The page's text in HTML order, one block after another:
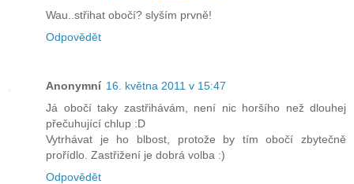
Wau..střihat obočí? slyším prvně!
Odpovědět
Anonymní 16. května 2011 v 15:47
Já obočí taky zastřihávám, není nic horšího než dlouhej
přečuhující chlup :D
Vytrhávat je ho blbost, protože by tím obočí zbytečně
prořídlo. Zastřižení je dobrá volba :)
Odpovědět